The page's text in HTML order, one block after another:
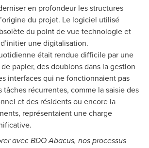
en profondeur les structures
du projet. Le logiciel utilisé
du point de vue technologie et
une digitalisation.
était rendue difficile par une
papier, des doublons dans la gestion
interfaces qui ne fonctionnaient pas
tâches récurrentes, comme la saisie des
et des résidents ou encore la
représentaient une charge
avec BDO Abacus, nos processus